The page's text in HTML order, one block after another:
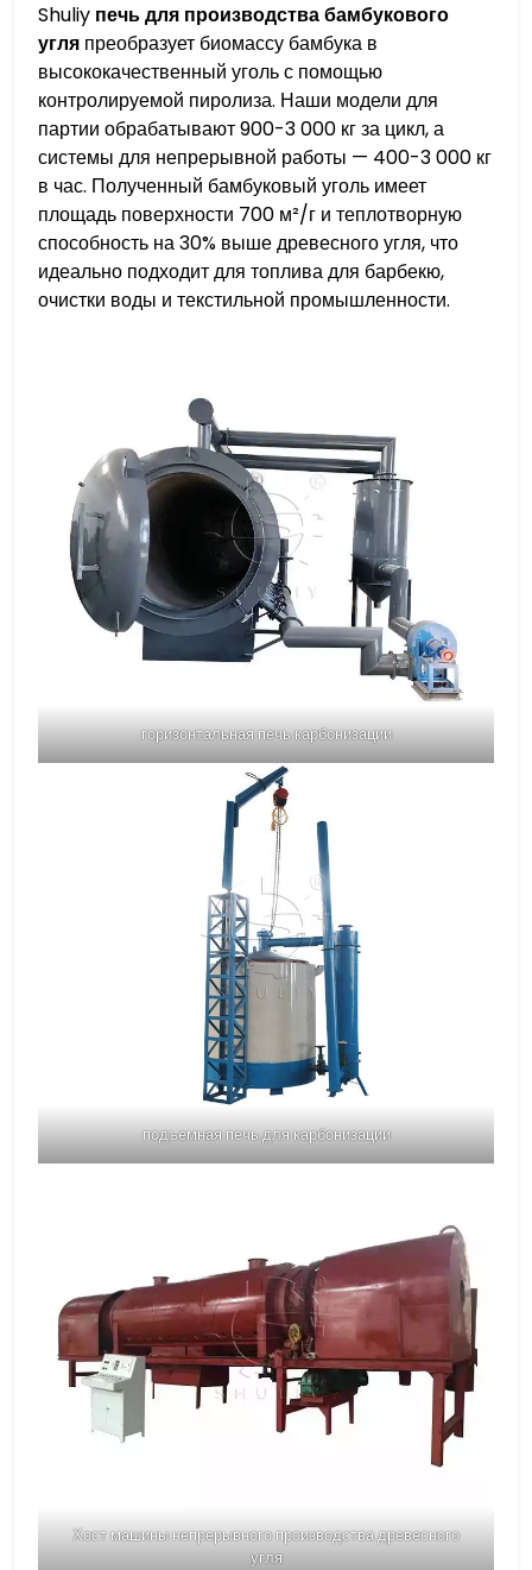
Shuliy печь для производства бамбукового
угля преобразует биомассу бамбука в
высококачественный уголь с помощью
контролируемой пиролиза. Наши модели для
партии обрабатывают 900-3 000 кг за цикл, а
системы для непрерывной работы — 400-3 000 кг
в час. Полученный бамбуковый уголь имеет
площадь поверхности 700 м²/г и теплотворную
способность на 30% выше древесного угля, что
идеально подходит для топлива для барбекю,
очистки воды и текстильной промышленности.
горизонтальная печь карбонизации
подъемная печь для карбонизации
Хост машины непрерывного производства древесного
угля